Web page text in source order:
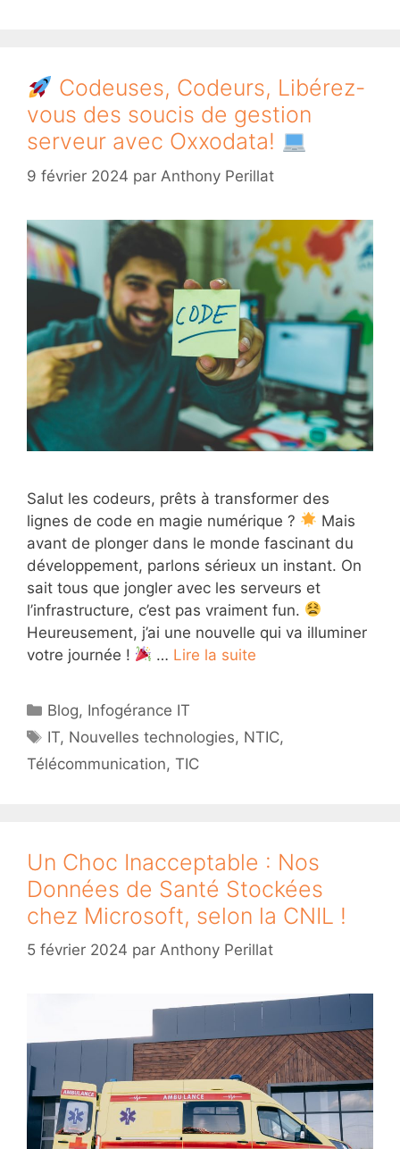
Codeuses, Codeurs, Libérez-
vous des soucis de gestion
serveur avec Oxxodata!
9 février 2024 par Anthony Perillat
Salut les codeurs, prêts à transformer des
lignes de code en magie numérique ?
Mais
avant de plonger dans le monde fascinant du
développement, parlons sérieux un instant. On
sait tous que jongler avec les serveurs et
l’infrastructure, c’est pas vraiment fun.
Heureusement, j’ai une nouvelle qui va illuminer
votre journée !
… Lire la suite
Catégories
Blog, Infogérance IT
Étiquettes
IT, Nouvelles technologies, NTIC,
Télécommunication, TIC
Un Choc Inacceptable : Nos
Données de Santé Stockées
chez Microsoft, selon la CNIL !
5 février 2024 par Anthony Perillat